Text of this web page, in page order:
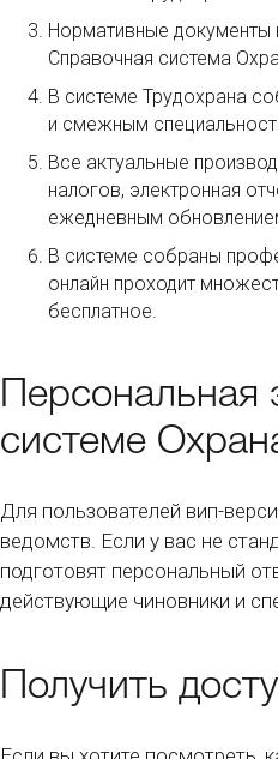
Нормативные документы
Справочная система
В системе Трудохрана
и смежным
Все актуальные
налогов, электронная
ежедневным
В системе собраны
онлайн проходит
бесплатное.
системе
Для пользователей вип-
ведомств. Если у вас не
подготовят персональный
действующие чиновники и
Получить